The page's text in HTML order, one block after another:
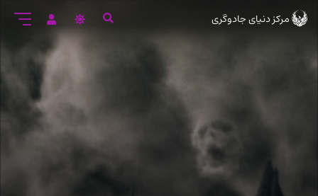
ورود
اصلی
مرکز دنیای جادوگری